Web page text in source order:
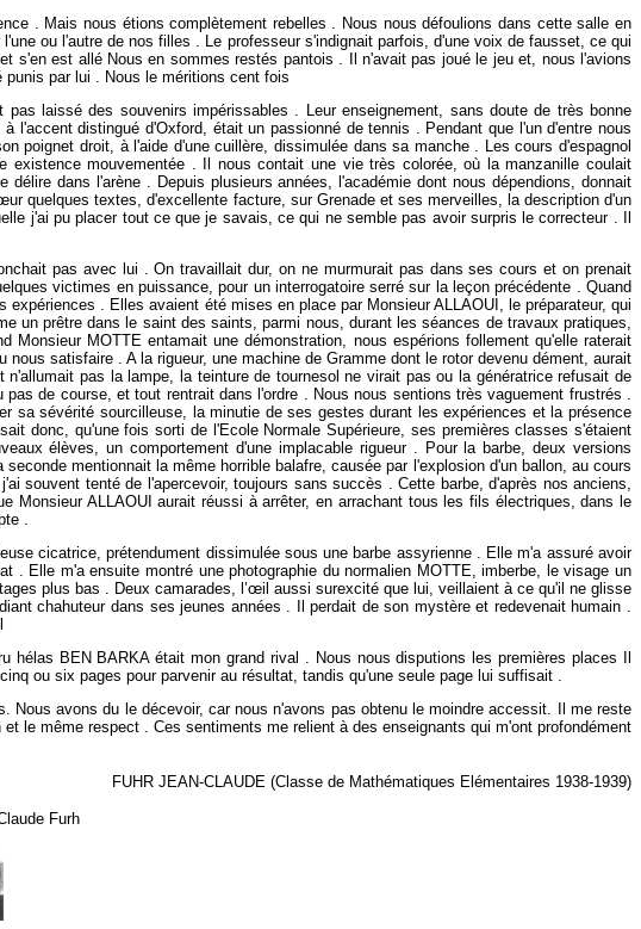
. Mais nous étions complètement rebelles . Nous nous défoulions dans cette salle en
ou l'autre de nos filles . Le professeur s'indignait parfois, d'une voix de fausset, ce qui
s'en est allé Nous en sommes restés pantois . Il n'avait pas joué le jeu et, nous l'avions
par lui . Nous le méritions cent fois
laissé des souvenirs impérissables . Leur enseignement, sans doute de très bonne
distingué d'Oxford, était un passionné de tennis . Pendant que l'un d'entre nous
poignet droit, à l'aide d'une cuillère, dissimulée dans sa manche . Les cours d'espagnol
mouvementée . Il nous contait une vie très colorée, où la manzanille coulait
dans l'arène . Depuis plusieurs années, l'académie dont nous dépendions, donnait
quelques textes, d'excellente facture, sur Grenade et ses merveilles, la description d'un
j'ai pu placer tout ce que je savais, ce qui ne semble pas avoir surpris le correcteur . Il
pas avec lui . On travaillait dur, on ne murmurait pas dans ses cours et on prenait
victimes en puissance, pour un interrogatoire serré sur la leçon précédente . Quand
. Elles avaient été mises en place par Monsieur ALLAOUI, le préparateur, qui
un prêtre dans le saint des saints, parmi nous, durant les séances de travaux pratiques,
MOTTE entamait une démonstration, nous espérions follement qu'elle raterait
satisfaire . A la rigueur, une machine de Gramme dont le rotor devenu dément, aurait
pas la lampe, la teinture de tournesol ne virait pas ou la génératrice refusait de
de course, et tout rentrait dans l'ordre . Nous nous sentions très vaguement frustrés .
sa sévérité sourcilleuse, la minutie de ses gestes durant les expériences et la présence
donc, qu'une fois sorti de l'Ecole Normale Supérieure, ses premières classes s'étaient
élèves, un comportement d'une implacable rigueur . Pour la barbe, deux versions
mentionnait la même horrible balafre, causée par l'explosion d'un ballon, au cours
souvent tenté de l'apercevoir, toujours sans succès . Cette barbe, d'après nos anciens,
ALLAOUI aurait réussi à arrêter, en arrachant tous les fils électriques, dans le
.
cicatrice, prétendument dissimulée sous une barbe assyrienne . Elle m'a assuré avoir
Elle m'a ensuite montré une photographie du normalien MOTTE, imberbe, le visage un
plus bas . Deux camarades, l’œil aussi surexcité que lui, veillaient à ce qu'il ne glisse
chahuteur dans ses jeunes années . Il perdait de son mystère et redevenait humain .
BEN BARKA était mon grand rival . Nous nous disputions les premières places Il
ou six pages pour parvenir au résultat, tandis qu'une seule page lui suffisait .
avons du le décevoir, car nous n'avons pas obtenu le moindre accessit. Il me reste
le même respect . Ces sentiments me relient à des enseignants qui m'ont profondément
FUHR JEAN-CLAUDE (Classe de Mathématiques Elémentaires 1938-1939)
Furh